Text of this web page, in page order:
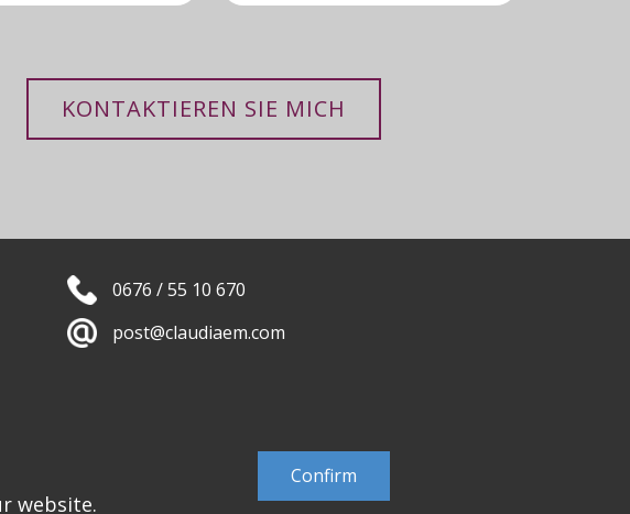
KONTAKTIEREN SIE MICH
0676 / 55 10 670
post@claudiaem.com
Developed byMujiX
website.
Confirm